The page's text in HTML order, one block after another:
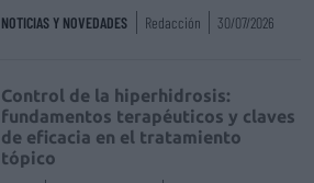
NOTICIAS Y NOVEDADES Redacción 30/07/2026
Control de la hiperhidrosis:
fundamentos terapéuticos y claves
de eficacia en el tratamiento
tópico